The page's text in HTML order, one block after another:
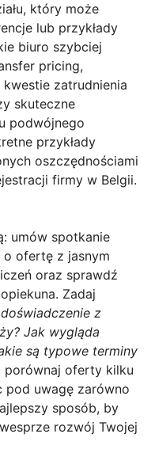
który może
lub przykłady
biuro szybciej
pricing,
zatrudnienia
skuteczne
podwójnego
przykłady
oszczędnościami
firmy w Belgii.
: umów spotkanie
ofertę z jasnym
oraz sprawdź
Zadaj
z
Jak wygląda
są typowe terminy
porównaj oferty kilku
pod uwagę zarówno
sposób, by
rozwój Twojej